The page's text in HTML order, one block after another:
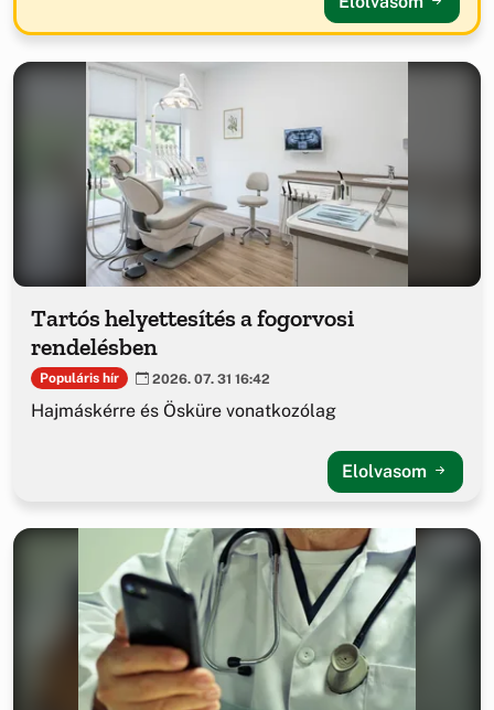
Tartós helyettesítés a fogorvosi
rendelésben
Populáris hír 2026. 07. 31 16:42
Hajmáskérre és Ösküre vonatkozólag
Elolvasom